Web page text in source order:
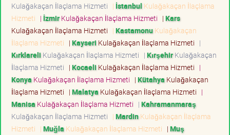
Kulağakaçan İlaçlama Hizmeti | İstanbul Kulağakaçan İlaçlama
Hizmeti | İzmirKulağakaçan İlaçlama Hizmeti | Kars
Kulağakaçan İlaçlama Hizmeti | KastamonuKulağakaçan
İlaçlama Hizmeti | Kayseri Kulağakaçan İlaçlama Hizmeti |
Kırklareli Kulağakaçan İlaçlama Hizmeti | KırşehirKulağakaçan
İlaçlama Hizmeti | Kocaeli Kulağakaçan İlaçlama Hizmeti |
Konya Kulağakaçan İlaçlama Hizmeti | Kütahya Kulağakaçan
İlaçlama Hizmeti | Malatya Kulağakaçan İlaçlama Hizmeti |
Manisa Kulağakaçan İlaçlama Hizmeti | Kahramanmaraş
Kulağakaçan İlaçlama Hizmeti | MardinKulağakaçan İlaçlama
Hizmeti | Muğla Kulağakaçan İlaçlama Hizmeti | Muş